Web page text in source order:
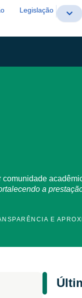
Legislação
comunidade
a
E